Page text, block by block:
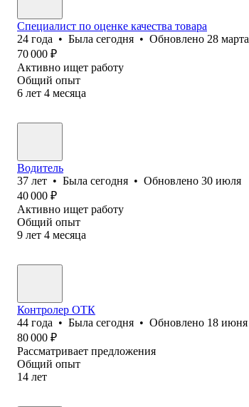
Специалист по оценке качества товара
24 года • Была сегодня • Обновлено 28 марта
70 000 ₽
Активно ищет работу
Общий опыт
6 лет 4 месяца
Водитель
37 лет • Была сегодня • Обновлено 30 июля
40 000 ₽
Активно ищет работу
Общий опыт
9 лет 4 месяца
Контролер ОТК
44 года • Была сегодня • Обновлено 18 июня
80 000 ₽
Рассматривает предложения
Общий опыт
14 лет